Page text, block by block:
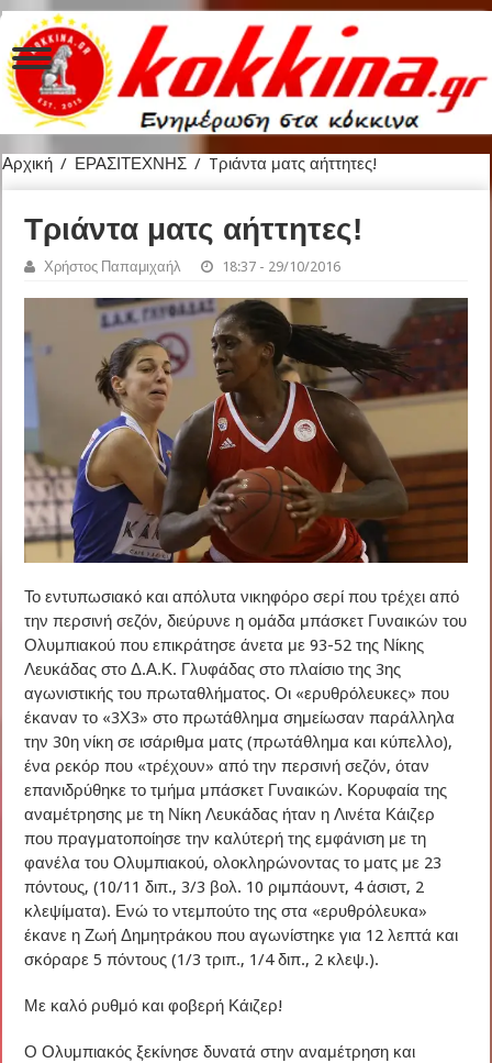
Αρχική / ΕΡΑΣΙΤΕΧΝΗΣ / Tριάντα ματς αήττητες!
Tριάντα ματς αήττητες!
Χρήστος Παπαμιχαήλ 18:37 - 29/10/2016
Το εντυπωσιακό και απόλυτα νικηφόρο σερί που τρέχει από
την περσινή σεζόν, διεύρυνε η ομάδα μπάσκετ Γυναικών του
Ολυμπιακού που επικράτησε άνετα με 93-52 της Νίκης
Λευκάδας στο Δ.Α.Κ. Γλυφάδας στο πλαίσιο της 3ης
αγωνιστικής του πρωταθλήματος. Οι «ερυθρόλευκες» που
έκαναν το «3Χ3» στο πρωτάθλημα σημείωσαν παράλληλα
την 30η νίκη σε ισάριθμα ματς (πρωτάθλημα και κύπελλο),
ένα ρεκόρ που «τρέχουν» από την περσινή σεζόν, όταν
επανιδρύθηκε το τμήμα μπάσκετ Γυναικών. Κορυφαία της
αναμέτρησης με τη Νίκη Λευκάδας ήταν η Λινέτα Κάιζερ
που πραγματοποίησε την καλύτερή της εμφάνιση με τη
φανέλα του Ολυμπιακού, ολοκληρώνοντας το ματς με 23
πόντους, (10/11 διπ., 3/3 βολ. 10 ριμπάουντ, 4 άσιστ, 2
κλεψίματα). Ενώ το ντεμπούτο της στα «ερυθρόλευκα»
έκανε η Ζωή Δημητράκου που αγωνίστηκε για 12 λεπτά και
σκόραρε 5 πόντους (1/3 τριπ., 1/4 διπ., 2 κλεψ.).
Με καλό ρυθμό και φοβερή Κάιζερ!
Ο Ολυμπιακός ξεκίνησε δυνατά στην αναμέτρηση και